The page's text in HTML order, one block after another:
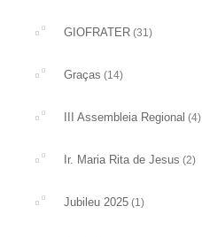
GIOFRATER (31)
Graças (14)
III Assembleia Regional (4)
Ir. Maria Rita de Jesus (2)
Jubileu 2025 (1)